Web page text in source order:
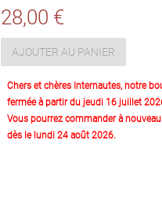
28,00 €
AJOUTER AU PANIER
Chers et chères Internautes, notre
fermée à partir du jeudi 16 juillet
Vous pourrez commander à
dès le lundi 24 août 2026.